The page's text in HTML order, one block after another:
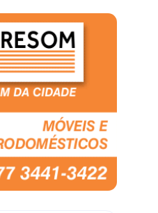
(505)
(152)
(72)
(7679)
(31950)